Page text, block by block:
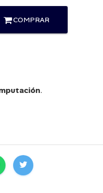
COMPRAR
.